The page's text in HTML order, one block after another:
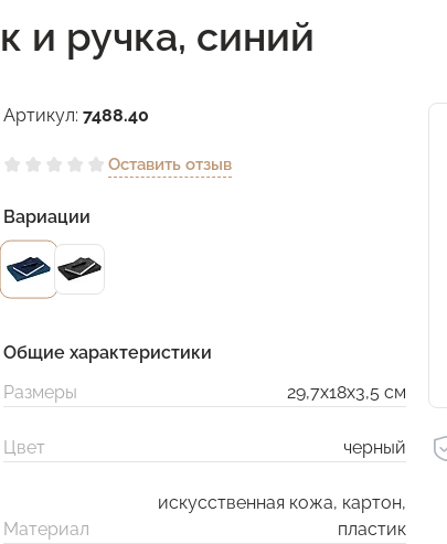
и ручка, синий
Артикул: 7488.40
Оставить отзыв
Вариации
Общие характеристики
Размеры
29,7х18х3,5 см
Цвет черный
Материал
искусственная кожа, картон,
пластик